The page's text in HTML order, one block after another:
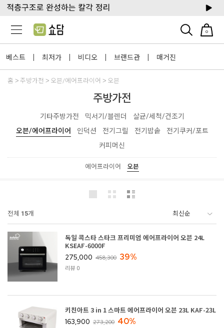
0
베스트 | 최저가 | 비디오 | 브랜드관 | 매거진
홈 주방가전 오븐/에어프라이어 오븐
주방가전
기타주방가전 믹서기/블렌더
살균/세척/건조기
오븐/에어프라이어
인덕션 전기그릴 전기밥솥
전기쿠커/포트
커피머신
에어프라이어 오븐
전체 15개
독일 콕스타 스타크 프리미엄 에어프라이어 오븐 24L
KSEAF-6000F
275,000 458,300 39%
리뷰 0
키친아트 3 in 1 스마트 에어프라이어 오븐 23L KAF-23L
163,900 273,200 40%